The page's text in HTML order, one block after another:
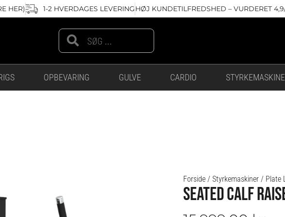
HER) 1-2 HVERDAGES LEVERINGHØJ KUNDETILFREDSHED – VURDERET
Search
OPBEVARING GULVE CARDIO
Forside /Styrkemaskiner / Plate
SEATED CALF